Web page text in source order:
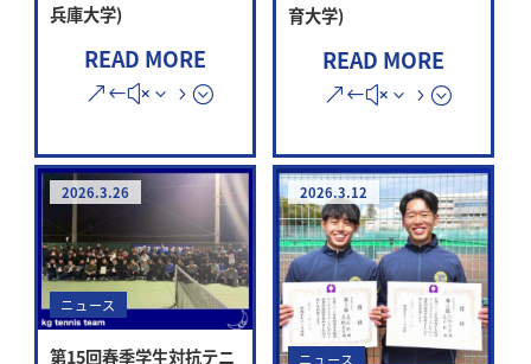
兵庫大学)
READ MORE
育大学)
READ MORE
2026.3.26
ニュース
第15回春季学生対抗テニ
2026.3.12
ニュース